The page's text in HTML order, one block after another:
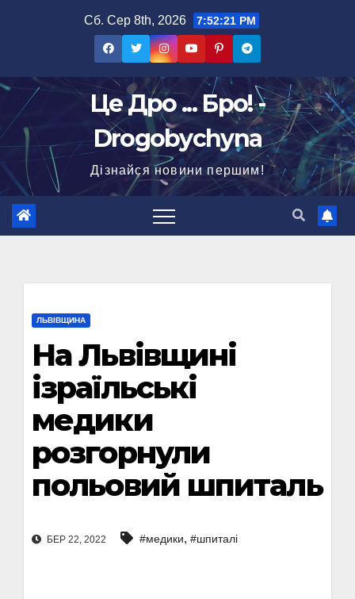
Сб. Сер 8th, 2026 7:52:22 PM
Це Дро ... Бро! -
Drogobychyna
Дізнайся новини першим!
ЛЬВІВЩИНА
На Львівщині
ізраїльські
медики
розгорнули
польовий шпиталь
БЕР 22, 2022 #медики, #шпиталі